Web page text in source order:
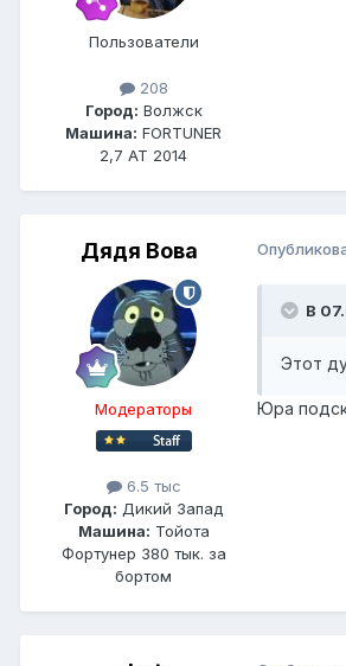
Пользователи
208
Город: Волжск
Машина: FORTUNER
2,7 АТ 2014
Дядя Вова
Модераторы
6.5 тыс
Город: Дикий Запад
Машина: Тойота
Фортунер 380 тык. за
бортом
В
Этот
Юра